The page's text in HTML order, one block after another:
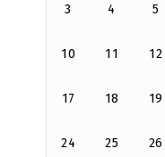
3 4 5
10 11 12
17 18 19
24 25 26